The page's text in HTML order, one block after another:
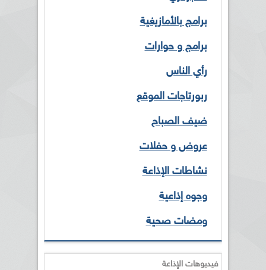
برامج بالأمازيغية
برامج و حوارات
رأي الناس
ربورتاجات الموقع
ضيف الصباح
عروض و حفلات
نشاطات الإذاعة
وجوه إذاعية
ومضات صحية
فيديوهات الإذاعة